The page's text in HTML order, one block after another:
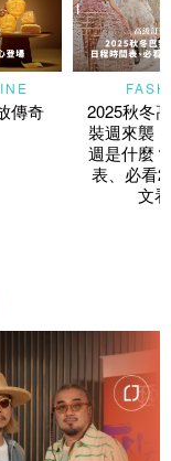
傳奇
2025秋冬
裝週來襲
週是什麼
表、必看
文